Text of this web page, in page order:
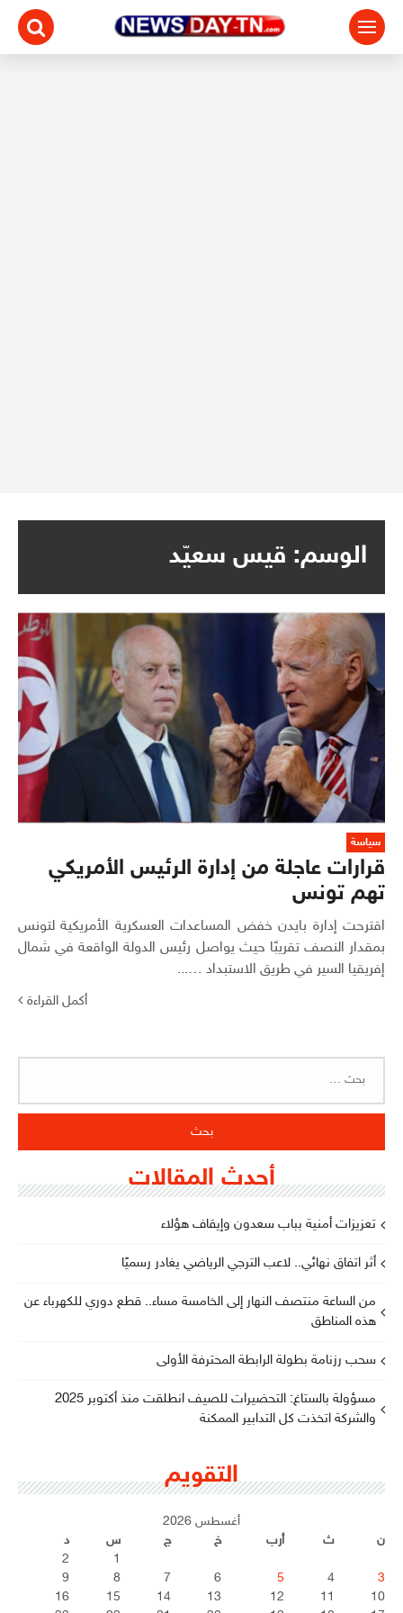
الوسم: قيس سعيّد
سياسة
قرارات عاجلة من إدارة الرئيس الأمريكي
تهم تونس
اقترحت إدارة بايدن خفض المساعدات العسكرية الأمريكية لتونس
بمقدار النصف تقريبًا حيث يواصل رئيس الدولة الواقعة في شمال
إفريقيا السير في طريق الاستبداد …...
أكمل القراءة
أحدث المقالات
تعزيزات أمنية بباب سعدون وإيقاف هؤلاء
أثر اتفاق نهائي.. لاعب الترجي الرياضي يغادر رسميًا
من الساعة منتصف النهار إلى الخامسة مساء.. قطع دوري للكهرباء عن
هذه المناطق
سحب رزنامة بطولة الرابطة المحترفة الأولى
مسؤولة بالستاغ: التحضيرات للصيف انطلقت منذ أكتوبر 2025
والشركة اتخذت كل التدابير الممكنة
التقويم
أغسطس 2026
ن
ث أرب خ ج س
د
1
2
3
4
5
6
7
8
9
10
11
12
13
14
15
16